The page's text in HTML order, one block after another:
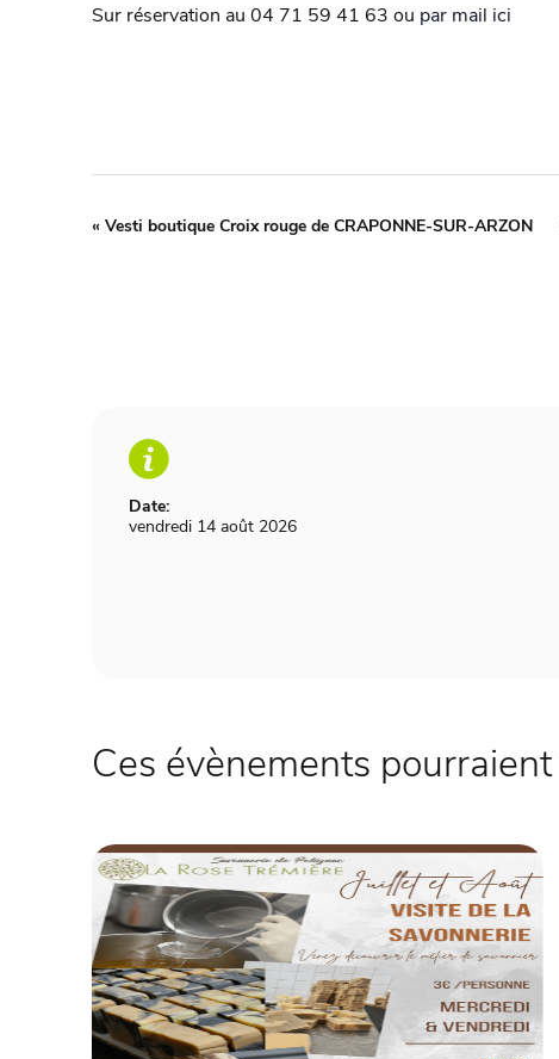
Sur réservation au 04 71 59 41 63 ou par mail ici
Date:
vendredi 14 août 2026
« Vesti boutique Croix rouge de CRAPONNE-SUR-ARZON
Ces évènements